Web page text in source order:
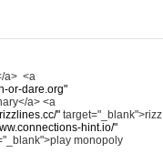
a> <a
or-dare.org"
a> <a
" target="_blank">rizz
hint.io/"
monopoly